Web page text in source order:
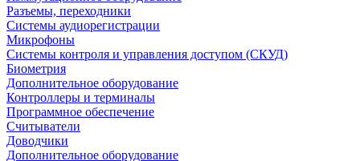
Разъемы, переходники
Системы аудиорегистрации
Микрофоны
Системы контроля и управления доступом (СКУД)
Биометрия
Дополнительное оборудование
Контроллеры и терминалы
Программное обеспечение
Считыватели
Доводчики
Дополнительное оборудование